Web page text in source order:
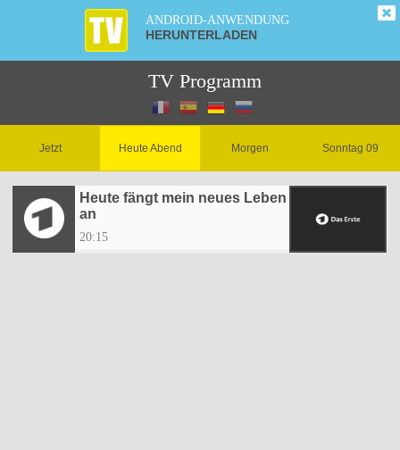
ANDROID-ANWENDUNG
HERUNTERLADEN
TV Programm
Jetzt Heute Abend Morgen Sonntag 09
Heute fängt mein neues Leben
an
20:15